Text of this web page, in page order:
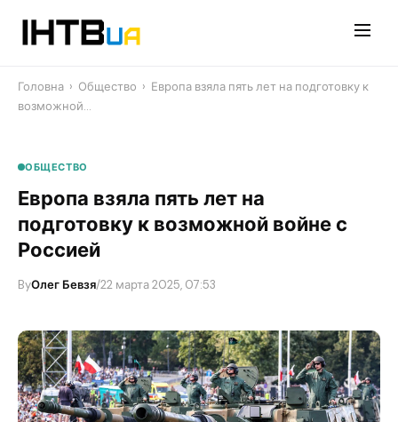
Головна › Общество › Европа взяла пять лет на подготовку к
возможной…
ОБЩЕСТВО
Европа взяла пять лет на
подготовку к возможной войне с
Россией
ByОлег Бевзя/22 марта 2025, 07:53